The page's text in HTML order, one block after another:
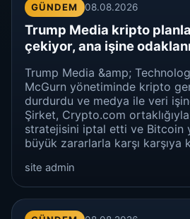
GÜNDEM 08.08.2026
Trump Media kripto
çekiyor, ana işine
Trump Media &amp;
McGurn yönetiminde kripto
durdurdu ve medya ile veri
Şirket, Crypto.com
stratejisini iptal etti ve Bitcoin
büyük zararlarla karşı karşıya
site admin